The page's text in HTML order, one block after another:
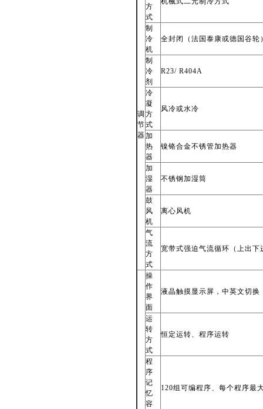
调
节
器
方
式
制
冷
机
全封闭（法国泰康或德国谷轮
制
冷
剂
R23/ R404A
冷
凝
方
式
风冷或水冷
加
热
器
镍铬合金不锈管加热器
加
湿
器
不锈钢加湿筒
鼓
风
机
离心风机
气
流
方
式
宽带式强迫气流循环（上出下
操
作
界
面
液晶触摸显示屏，中英文切换
运
转
方
式
恒定运转、程序运转
程
序
记
忆
容
120组可编程序、每个程序最